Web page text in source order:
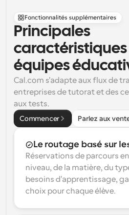
Fonctionnalités supplémentaires
Principales
caractéristiques
équipes
Cal.com s'adapte aux flux de
entreprises de tutorat et des
aux tests.
Commencer Parlez aux
Le routage basé sur
Réservations de parcours
niveau, de la matière, du
besoins d'apprentissage,
choix pour chaque élève.